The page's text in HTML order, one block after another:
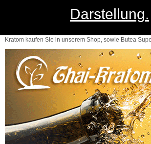
Darstellung.
Kratom kaufen Sie in unserem Shop, sowie Butea